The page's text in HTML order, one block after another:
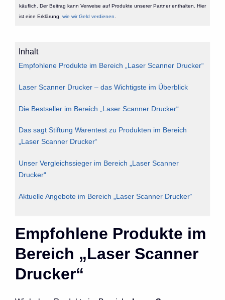
käuflich. Der Beitrag kann Verweise auf Produkte unserer Partner enthalten. Hier
ist eine Erklärung, wie wir Geld verdienen
Inhalt
Empfohlene Produkte im Bereich „Laser Scanner Drucker“
Laser Scanner Drucker – das Wichtigste im Überblick
Die Bestseller im Bereich „Laser Scanner Drucker“
Das sagt Stiftung Warentest zu Produkten im Bereich
„Laser Scanner Drucker“
Unser Vergleichssieger im Bereich „Laser Scanner
Drucker“
Aktuelle Angebote im Bereich „Laser Scanner Drucker“
Empfohlene Produkte im
Bereich „Laser Scanner
Drucker“